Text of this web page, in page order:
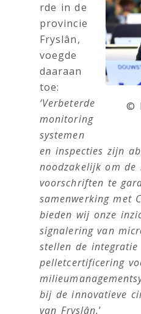
©
rde in de
provincie
Fryslân,
voegde
daaraan
toe:
‘Verbeterde
monitoring
systemen
en inspecties zijn
noodzakelijk om de
voorschriften te
samenwerking met
bieden wij onze
signalering van
stellen de integratie
pelletcertificering
bij de innovatieve
van Fryslân.’